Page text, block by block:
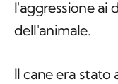
l'aggressione ai
dell'animale.
Il cane era